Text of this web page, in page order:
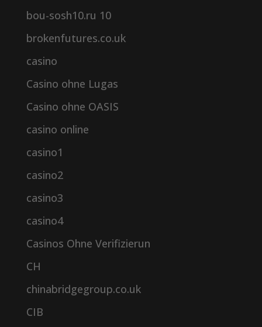
bou-sosh10.ru 10
brokenfutures.co.uk
casino
Casino ohne Lugas
Casino ohne OASIS
casino online
casino1
casino2
casino3
casino4
Casinos Ohne Verifizierun
CH
chinabridgegroup.co.uk
CIB